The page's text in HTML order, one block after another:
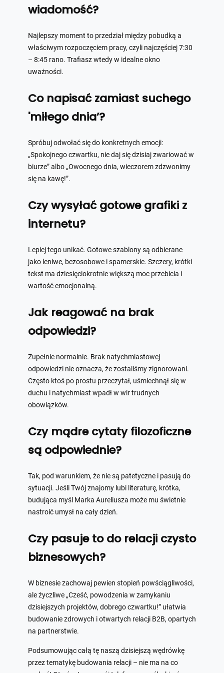
wiadomość?
Najlepszy moment to przedział między pobudką a
właściwym rozpoczęciem pracy, czyli najczęściej 7:30
– 8:45 rano. Trafiasz wtedy w idealne okno
uważności.
Co napisać zamiast suchego
'miłego dnia’?
Spróbuj odwołać się do konkretnych emocji:
„Spokojnego czwartku, nie daj się dzisiaj zwariować w
biurze” albo „Owocnego dnia, wieczorem zdzwonimy
się na kawę!”.
Czy wysyłać gotowe grafiki z
internetu?
Lepiej tego unikać. Gotowe szablony są odbierane
jako leniwe, bezosobowe i spamerskie. Szczery, krótki
tekst ma dziesięciokrotnie większą moc przebicia i
wartość emocjonalną.
Jak reagować na brak
odpowiedzi?
Zupełnie normalnie. Brak natychmiastowej
odpowiedzi nie oznacza, że zostaliśmy zignorowani.
Często ktoś po prostu przeczytał, uśmiechnął się w
duchu i natychmiast wpadł w wir trudnych
obowiązków.
Czy mądre cytaty filozoficzne
są odpowiednie?
Tak, pod warunkiem, że nie są patetyczne i pasują do
sytuacji. Jeśli Twój znajomy lubi literaturę, krótka,
budująca myśl Marka Aureliusza może mu świetnie
nastroić umysł na cały dzień.
Czy pasuje to do relacji czysto
biznesowych?
W biznesie zachowaj pewien stopień powściągliwości,
ale życzliwe „Cześć, powodzenia w zamykaniu
dzisiejszych projektów, dobrego czwartku!” ułatwia
budowanie zdrowych i otwartych relacji B2B, opartych
na partnerstwie.
Podsumowując całą tę naszą dzisiejszą wędrówkę
przez tematykę budowania relacji – nie ma na co